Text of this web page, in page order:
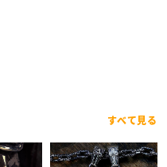
すべて見る